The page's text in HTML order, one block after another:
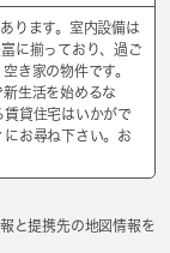
ります。室内設備は
に揃っており、過ご
き家の物件です。
生活を始めるな
賃貸住宅はいかがで
お尋ね下さい。お
と提携先の地図情報を